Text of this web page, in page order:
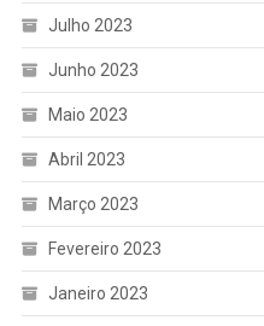
Julho 2023
Junho 2023
Maio 2023
Abril 2023
Março 2023
Fevereiro 2023
Janeiro 2023